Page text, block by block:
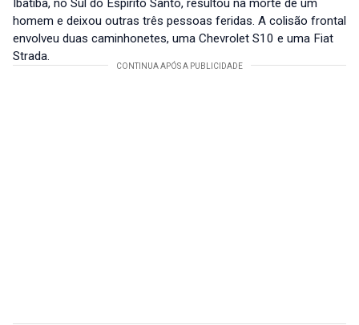
Ibatiba, no Sul do Espírito Santo, resultou na morte de um
homem e deixou outras três pessoas feridas. A colisão frontal
envolveu duas caminhonetes, uma Chevrolet S10 e uma Fiat
Strada.